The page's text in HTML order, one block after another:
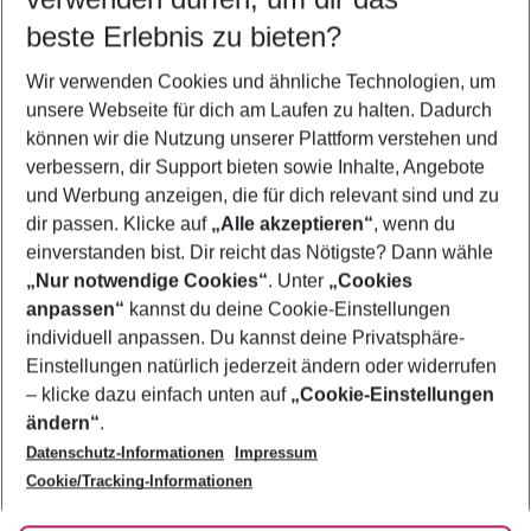
5-8 Nächte
2 Erwachsene Keine Kinder
Mehr Filter anzeigen
Footer
Footer navigation
Über uns
AGB
Bestpreisgarantie
Cookie-Einstellungen ändern
Cookie-Richtlinie
Agenturbetreuung
Barrierefreies Reisen
Folge uns
beste Erlebnis zu bieten?
Wir verwenden Cookies und ähnliche Technologien, um
unsere Webseite für dich am Laufen zu halten. Dadurch
können wir die Nutzung unserer Plattform verstehen und
verbessern, dir Support bieten sowie Inhalte, Angebote
und Werbung anzeigen, die für dich relevant sind und zu
dir passen. Klicke auf „Alle akzeptieren“, wenn du
einverstanden bist. Dir reicht das Nötigste? Dann wähle
„Nur notwendige Cookies“. Unter „Cookies
anpassen“ kannst du deine Cookie-Einstellungen
individuell anpassen. Du kannst deine Privatsphäre-
Einstellungen natürlich jederzeit ändern oder widerrufen
– klicke dazu einfach unten auf „Cookie-Einstellungen
ändern“.
Datenschutz-Informationen
Impressum
Cookie/Tracking-Informationen